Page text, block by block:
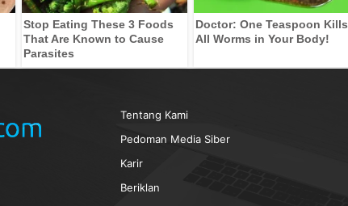
Stop Eating These 3 Foods
That Are Known to Cause
Parasites
Doctor: One Teaspoon Kills
All Worms in Your Body!
Tentang Kami
Pedoman Media Siber
Karir
Beriklan